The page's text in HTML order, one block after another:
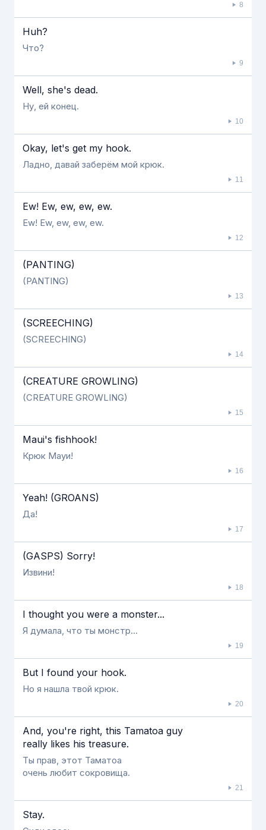
8
Huh?
Что?
9
Well, she's dead.
Ну, ей конец.
10
Okay, let's get my hook.
Ладно, давай заберём мой крюк.
11
Ew! Ew, ew, ew, ew.
Ew! Ew, ew, ew, ew.
12
(PANTING)
(PANTING)
13
(SCREECHING)
(SCREECHING)
14
(CREATURE GROWLING)
(CREATURE GROWLING)
15
Maui's fishhook!
Крюк Мауи!
16
Yeah! (GROANS)
Да!
17
(GASPS) Sorry!
Извини!
18
I thought you were a monster...
Я думала, что ты монстр...
19
But I found your hook.
Но я нашла твой крюк.
20
And, you're right, this Tamatoa guy
really likes his treasure.
Ты прав, этот Таматоа
очень любит сокровища.
21
Stay.